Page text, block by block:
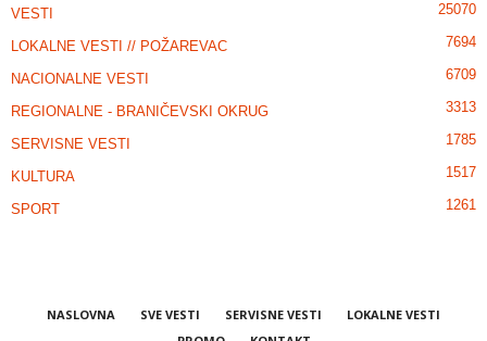
VESTI 25070
LOKALNE VESTI // POŽAREVAC 7694
NACIONALNE VESTI 6709
REGIONALNE - BRANIČEVSKI OKRUG 3313
SERVISNE VESTI 1785
KULTURA 1517
SPORT 1261
NASLOVNA SVE VESTI SERVISNE VESTI
LOKALNE VESTI